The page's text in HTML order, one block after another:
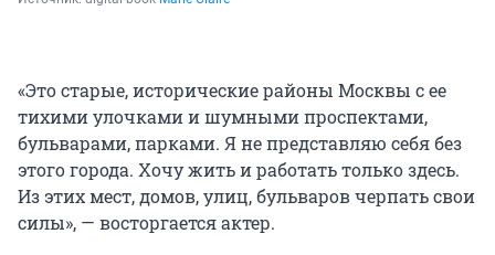
«Это старые, исторические районы Москвы с ее
тихими улочками и шумными проспектами,
бульварами, парками. Я не представляю себя без
этого города. Хочу жить и работать только здесь.
Из этих мест, домов, улиц, бульваров черпать свои
силы», — восторгается актер.